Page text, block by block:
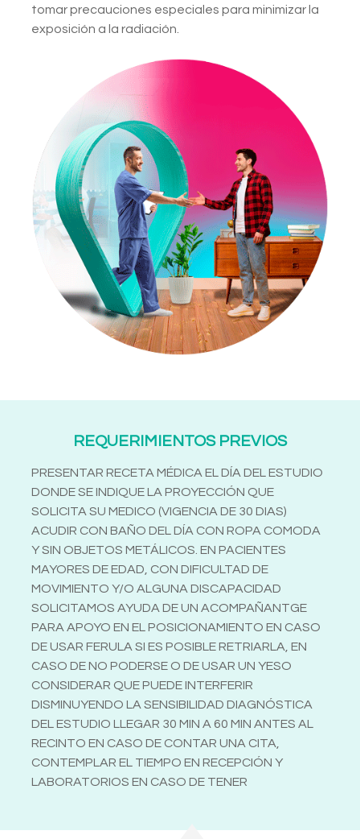
tomar precauciones especiales para minimizar la
exposición a la radiación.
REQUERIMIENTOS PREVIOS
PRESENTAR RECETA MÉDICA EL DÍA DEL ESTUDIO
DONDE SE INDIQUE LA PROYECCIÓN QUE
SOLICITA SU MEDICO (VIGENCIA DE 30 DIAS)
ACUDIR CON BAÑO DEL DÍA CON ROPA COMODA
Y SIN OBJETOS METÁLICOS. EN PACIENTES
MAYORES DE EDAD, CON DIFICULTAD DE
MOVIMIENTO Y/O ALGUNA DISCAPACIDAD
SOLICITAMOS AYUDA DE UN ACOMPAÑANTGE
PARA APOYO EN EL POSICIONAMIENTO EN CASO
DE USAR FERULA SI ES POSIBLE RETRIARLA, EN
CASO DE NO PODERSE O DE USAR UN YESO
CONSIDERAR QUE PUEDE INTERFERIR
DISMINUYENDO LA SENSIBILIDAD DIAGNÓSTICA
DEL ESTUDIO LLEGAR 30 MIN A 60 MIN ANTES AL
RECINTO EN CASO DE CONTAR UNA CITA,
CONTEMPLAR EL TIEMPO EN RECEPCIÓN Y
LABORATORIOS EN CASO DE TENER